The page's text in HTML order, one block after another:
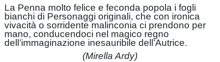
La Penna molto felice e feconda popola i fogli
bianchi di Personaggi originali, che con ironica
vivacità o sorridente malinconia ci prendono per
mano, conducendoci nel magico regno
dell’immaginazione inesauribile dell’Autrice.
(Mirella Ardy)